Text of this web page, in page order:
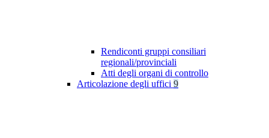
Rendiconti gruppi consiliari
regionali/provinciali
Atti degli organi di controllo
Articolazione degli uffici 9